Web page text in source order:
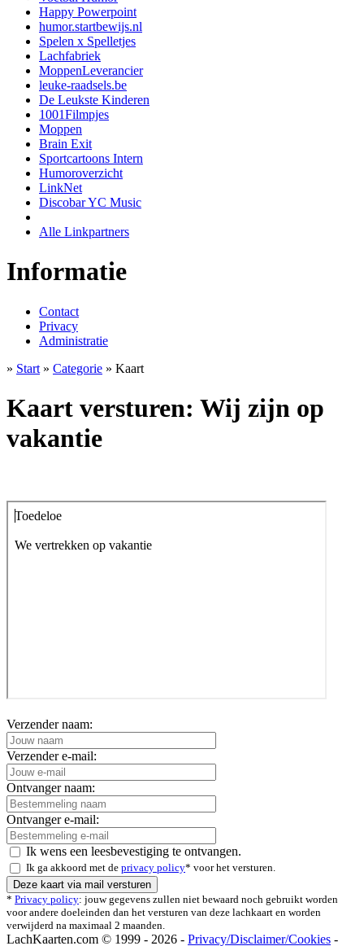
Happy Powerpoint
humor.startbewijs.nl
Spelen x Spelletjes
Lachfabriek
MoppenLeverancier
leuke-raadsels.be
De Leukste Kinderen
1001Filmpjes
Moppen
Brain Exit
Sportcartoons Intern
Humoroverzicht
LinkNet
Discobar YC Music
Alle Linkpartners
Informatie
Contact
Privacy
Administratie
» Start » Categorie » Kaart
Kaart versturen: Wij zijn op
vakantie
Verzender naam:
Verzender e-mail:
Ontvanger naam:
Ontvanger e-mail:
Ik wens een leesbevestiging te ontvangen.
Ik ga akkoord met de privacy policy* voor het versturen.
* Privacy policy: jouw gegevens zullen niet bewaard noch gebruikt worden
voor andere doeleinden dan het versturen van deze lachkaart en worden
verwijderd na maximaal 2 maanden.
LachKaarten.com © 1999 - 2026 - Privacy/Disclaimer/Cookies -